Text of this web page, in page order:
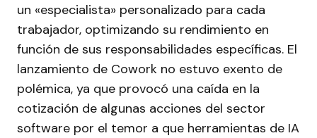
un «especialista» personalizado para cada
trabajador, optimizando su rendimiento en
función de sus responsabilidades específicas. El
lanzamiento de Cowork no estuvo exento de
polémica, ya que provocó una caída en la
cotización de algunas acciones del sector
software por el temor a que herramientas de IA